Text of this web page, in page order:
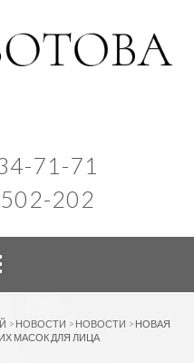
71-71
202
> НОВОСТИ > НОВОСТИ > НОВАЯ
МАСОК ДЛЯ ЛИЦА